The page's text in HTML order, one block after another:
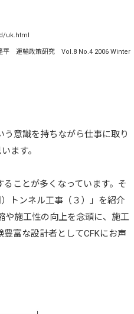
uk.html
平 運輸政策研究 Vol.8 No.4 2006 Winter
意識を持ちながら仕事に取り
ます。
ことが多くなっています。そ
トンネル工事（３）」を紹介
や施工性の向上を念頭に、施工
富な設計者としてCFKにお声